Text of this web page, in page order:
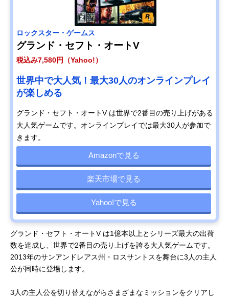
ロックスター・ゲームス
グランド・セフト・オートV
税込み7,580円（Yahoo!）
世界中で大人気！最大30人のオンラインプレイ
が楽しめる
グランド・セフト・オートV は世界で2番目の売り上げがある
大人気ゲームです。オンラインプレイでは最大30人が参加で
きます。
Amazonで見る
楽天市場で見る
Yahoo!で見る
グランド・セフト・オートV は1億本以上とシリーズ最大の出荷
数を達成し、世界で2番目の売り上げを誇る大人気ゲームです。
2013年のサンアンドレアス州・ロスサントスを舞台に3人の主人
公が同時に登場します。
3人の主人公を切り替えながらさまざまなミッションをクリアし